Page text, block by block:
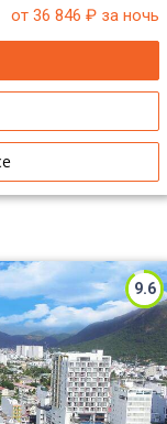
от 36 846 ₽ за ночь
9.6